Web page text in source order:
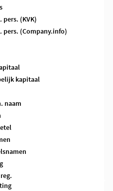
pers. (KVK)
pers. (Company.info)
kapitaal
naam